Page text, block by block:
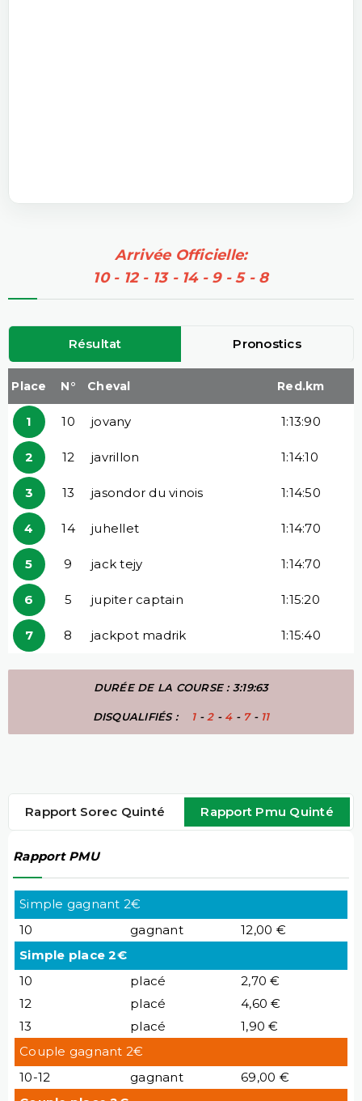
Arrivée Officielle:
10 - 12 - 13 - 14 - 9 - 5 - 8
Résultat Pronostics
Place N° Cheval Red.km
1 10 jovany 1:13:90
2 12 javrillon 1:14:10
3 13 jasondor du vinois 1:14:50
4 14 juhellet 1:14:70
5 9 jack tejy 1:14:70
6 5 jupiter captain 1:15:20
7 8 jackpot madrik 1:15:40
DURÉE DE LA COURSE : 3:19:63
DISQUALIFIÉS : 1- 2- 4- 7- 11
Rapport Sorec Quinté Rapport Pmu Quinté
Rapport PMU
Simple gagnant 2€
10
gagnant
12,00 €
Simple place 2€
10
placé
2,70 €
12
placé
4,60 €
13
placé
1,90 €
Couple gagnant 2€
10-12
gagnant
69,00 €